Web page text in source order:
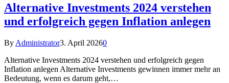
Alternative Investments 2024 verstehen
und erfolgreich gegen Inflation anlegen
By Administrator3. April 20260
Alternative Investments 2024 verstehen und erfolgreich gegen
Inflation anlegen Alternative Investments gewinnen immer mehr an
Bedeutung, wenn es darum geht,…